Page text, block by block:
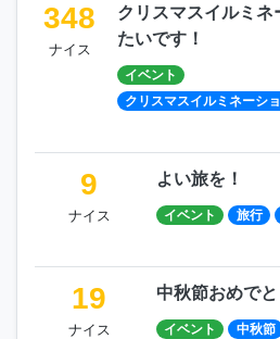
348
ナイス
クリスマスイルミネ
たいです！
イベント
クリスマスイルミネーシ
9
ナイス
よい旅を！
イベント 旅行
19
ナイス
中秋節おめでと
イベント 中秋節